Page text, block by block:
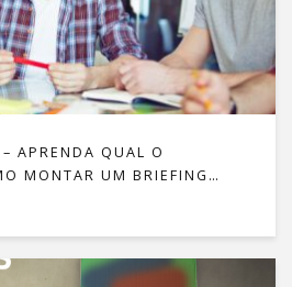
APRENDA QUAL O
MONTAR UM BRIEFING